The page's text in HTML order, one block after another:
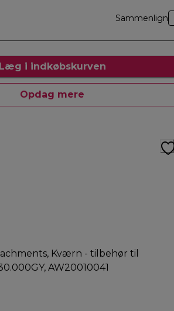
Sammenlign
Læg i indkøbskurven
Opdag mere